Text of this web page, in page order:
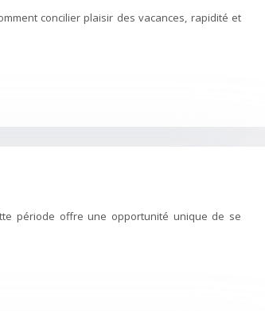
concilier plaisir des vacances, rapidité et
période offre une opportunité unique de se